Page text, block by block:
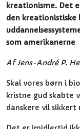
kreationisme. Det
den kreationistiske
som amerikanerne
Af Jens-André P.
Skal vores børn i
kristne gud skabte
danskere vil